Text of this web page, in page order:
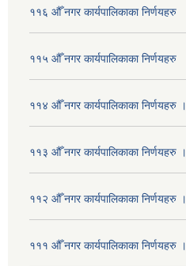
११६ औँ नगर कार्यपालिकाका निर्णयहरु
११५ औँ नगर कार्यपालिकाका निर्णयहरु
११४ औँ नगर कार्यपालिकाका निर्णयहरु ।
११३ औँ नगर कार्यपालिकाका निर्णयहरु ।
११२ औँ नगर कार्यपालिकाका निर्णयहरु ।
१११ औँ नगर कार्यपालिकाका निर्णयहरु ।